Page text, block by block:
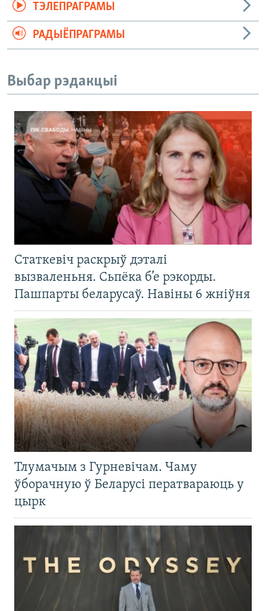
ТЭЛЕПРАГРАМЫ
РАДЫЁПРАГРАМЫ
Выбар рэдакцыі
Статкевіч раскрыў дэталі
вызваленьня. Сьпёка б’е рэкорды.
Пашпарты беларусаў. Навіны 6 жніўня
Тлумачым з Гурневічам. Чаму
ўборачную ў Беларусі ператвараюць у
цырк